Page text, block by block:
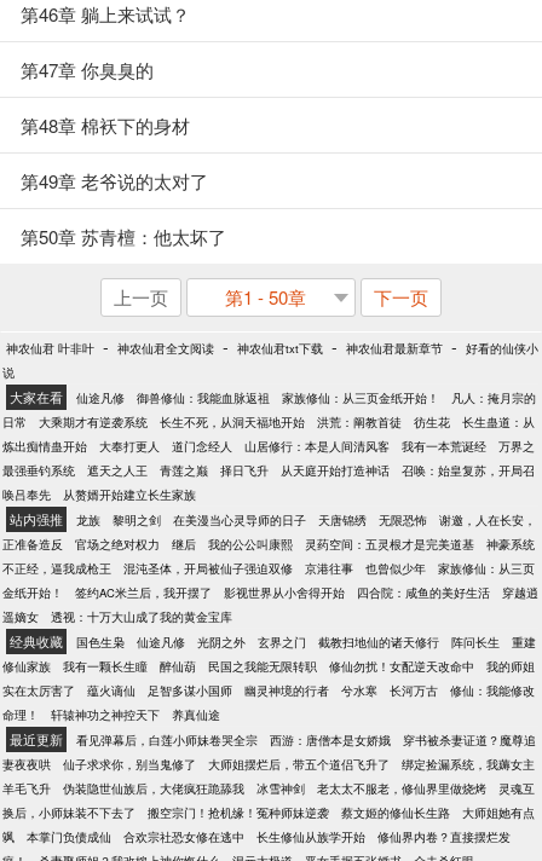
第46章 躺上来试试？
第47章 你臭臭的
第48章 棉袄下的身材
第49章 老爷说的太对了
第50章 苏青檀：他太坏了
上一页 第1 - 50章 下一页
神农仙君 叶非叶 - 神农仙君全文阅读 - 神农仙君txt下载 - 神农仙君最新章节 - 好看的仙侠小
说
大家在看 仙途凡修 御兽修仙：我能血脉返祖 家族修仙：从三页金纸开始！
凡人：掩月宗的
日常
大乘期才有逆袭系统 长生不死，从洞天福地开始 洪荒：阐教首徒 彷生花
长生蛊道：从
炼出痴情蛊开始
大奉打更人 道门念经人 山居修行：本是人间清风客 我有一本荒诞经
万界之
最强垂钓系统
遮天之人王 青莲之巅 择日飞升 从天庭开始打造神话
召唤：始皇复苏，开局召
唤吕奉先
从赘婿开始建立长生家族
站内强推 龙族 黎明之剑 在美漫当心灵导师的日子 天唐锦绣 无限恐怖
谢邀，人在长安，
正准备造反
官场之绝对权力 继后 我的公公叫康熙 灵药空间：五灵根才是完美道基
神豪系统
不正经，逼我成枪王
混沌圣体，开局被仙子强迫双修 京港往事 也曾似少年
家族修仙：从三页
金纸开始！
签约AC米兰后，我开摆了 影视世界从小舍得开始 四合院：咸鱼的美好生活
穿越逍
遥嫡女
透视：十万大山成了我的黄金宝库
经典收藏 国色生枭 仙途凡修 光阴之外 玄界之门 截教扫地仙的诸天修行 阵问长生
重建
修仙家族
我有一颗长生瞳 醉仙葫 民国之我能无限转职 修仙勿扰！女配逆天改命中
我的师姐
实在太厉害了
蕴火谪仙 足智多谋小国师 幽灵神境的行者 兮水寒 长河万古
修仙：我能修改
命理！
轩辕神功之神控天下 养真仙途
最近更新 看见弹幕后，白莲小师妹卷哭全宗 西游：唐僧本是女娇娥
穿书被杀妻证道？魔尊追
妻夜夜哄
仙子求求你，别当鬼修了 大师姐摆烂后，带五个道侣飞升了
绑定捡漏系统，我薅女主
羊毛飞升
伪装隐世仙族后，大佬疯狂跪舔我 冰雪神剑 老太太不服老，修仙界里做烧烤
灵魂互
换后，小师妹装不下去了
搬空宗门！抢机缘！冤种师妹逆袭 蔡文姬的修仙长生路
大师姐她有点
飒
本掌门负债成仙 合欢宗社恐女修在逃中 长生修仙从族学开始
修仙界内卷？直接摆烂发